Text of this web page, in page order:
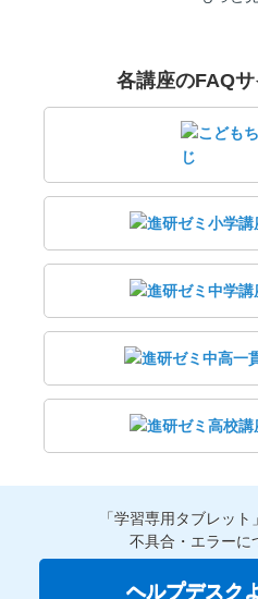
各講座のFAQ
「学習専用タブレッ
不具合・エラーに
ヘルプデスク